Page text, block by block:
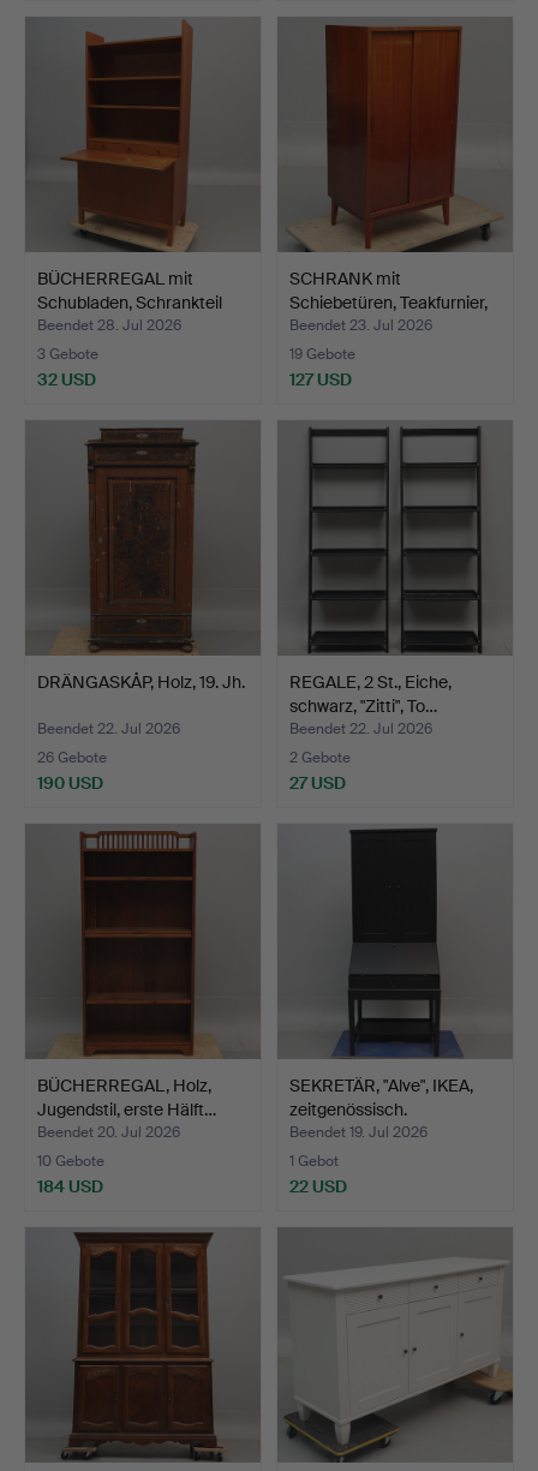
BÜCHERREGAL mit
Schubladen, Schrankteil
un…
Beendet 28. Jul 2026
3 Gebote
32 USD
SCHRANK mit
Schiebetüren, Teakfurnier,
195…
Beendet 23. Jul 2026
19 Gebote
127 USD
DRÄNGASKÅP, Holz, 19. Jh.
Beendet 22. Jul 2026
26 Gebote
190 USD
REGALE, 2 St., Eiche,
schwarz, "Zitti", To…
Beendet 22. Jul 2026
2 Gebote
27 USD
BÜCHERREGAL, Holz,
Jugendstil, erste Hälft…
Beendet 20. Jul 2026
10 Gebote
184 USD
SEKRETÄR, "Alve", IKEA,
zeitgenössisch.
Beendet 19. Jul 2026
1 Gebot
22 USD